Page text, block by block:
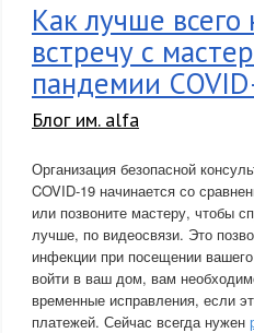
Как лучше
встречу с
пандемии
Блог им. alfa
Организация безопасной
COVID-19 начинается со
или позвоните мастеру, чтобы
лучше, по видеосвязи. Это
инфекции при посещении
войти в ваш дом, вам
временные исправления, если
платежей. Сейчас всегда нужен